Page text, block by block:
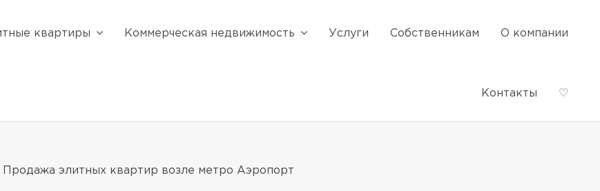
квартиры Коммерческая недвижимость Услуги Собственникам О компании
Контакты ♡
Продажа элитных квартир возле метро Аэропорт